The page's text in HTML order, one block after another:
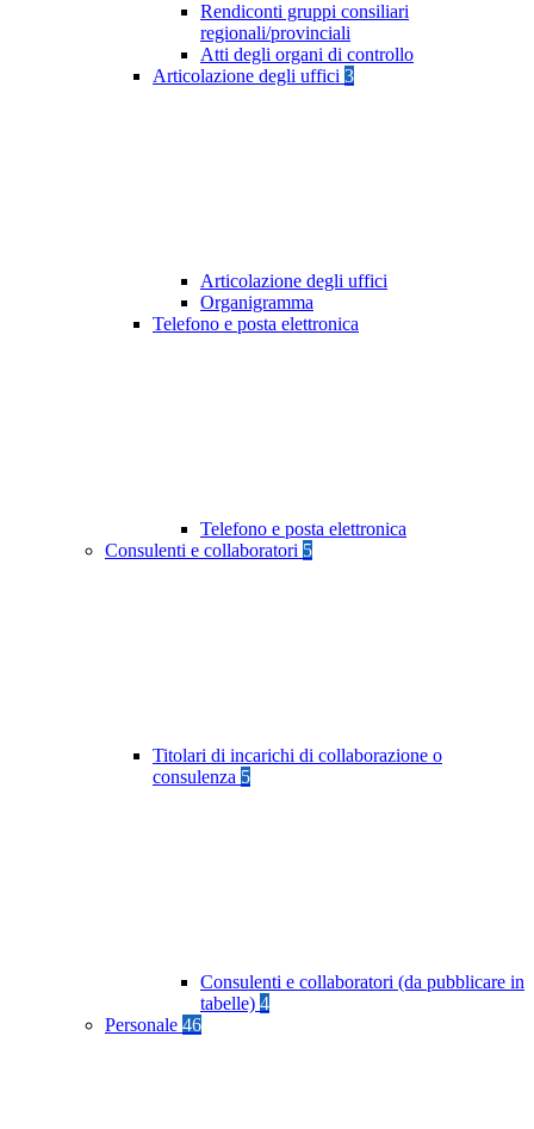
Rendiconti gruppi consiliari
regionali/provinciali
Atti degli organi di controllo
Articolazione degli uffici 3
Articolazione degli uffici
Organigramma
Telefono e posta elettronica
Telefono e posta elettronica
Consulenti e collaboratori 5
Titolari di incarichi di collaborazione o
consulenza 5
Consulenti e collaboratori (da pubblicare in
tabelle) 4
Personale 46